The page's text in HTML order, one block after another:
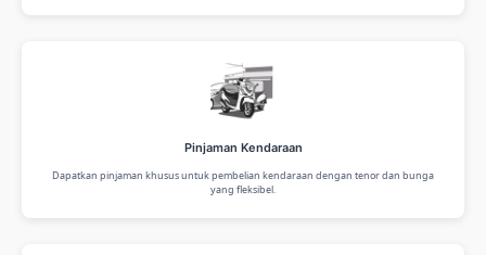
Pinjaman Kendaraan
Dapatkan pinjaman khusus untuk pembelian kendaraan dengan tenor dan bunga
yang fleksibel.